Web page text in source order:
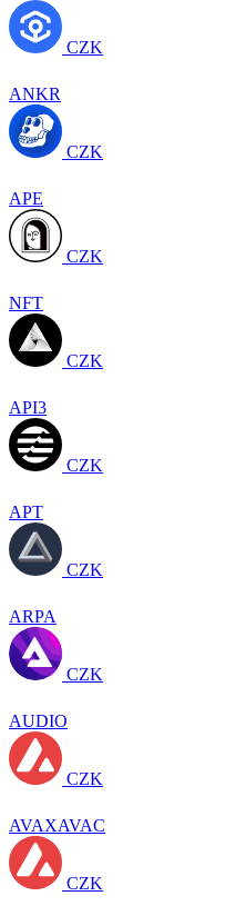
CZK
ANKR
CZK
APE
CZK
NFT
CZK
API3
CZK
APT
CZK
ARPA
CZK
AUDIO
CZK
AVAXAVAC
CZK